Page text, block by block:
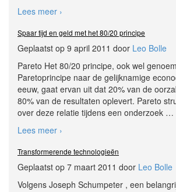
Lees meer ›
Spaar tijd en geld met het 80/20 principe
Geplaatst op 9 april 2011 door Leo Bolle
Pareto Het 80/20 principe, ook wel
Paretoprincipe naar de gelijknamige
eeuw, gaat ervan uit dat 20% van de
80% van de resultaten oplevert. Pareto
over deze relatie tijdens een onderzoek …
Lees meer ›
Transformerende technologieën
Geplaatst op 7 maart 2011 door Leo Bolle
Volgens Joseph Schumpeter , een